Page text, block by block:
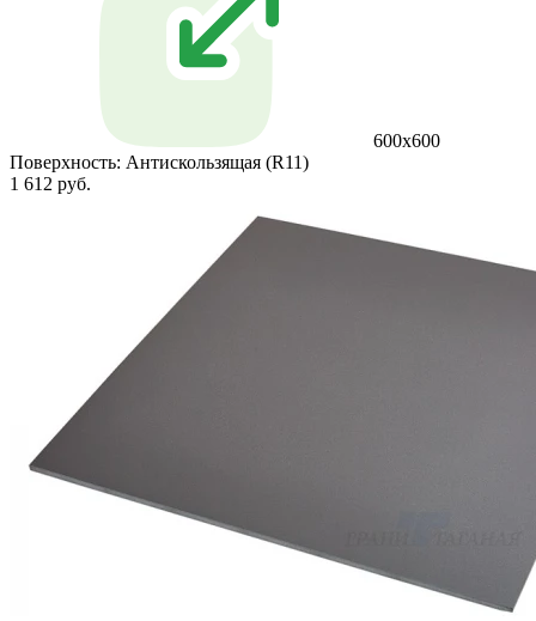
600х600
Поверхность: Антискользящая (R11)
1 612 руб.